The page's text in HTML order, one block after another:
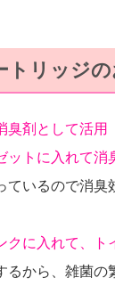
トリッジ
臭剤として活用
ットに入れて消
ているので消
クに入れて、ト
るから、雑菌